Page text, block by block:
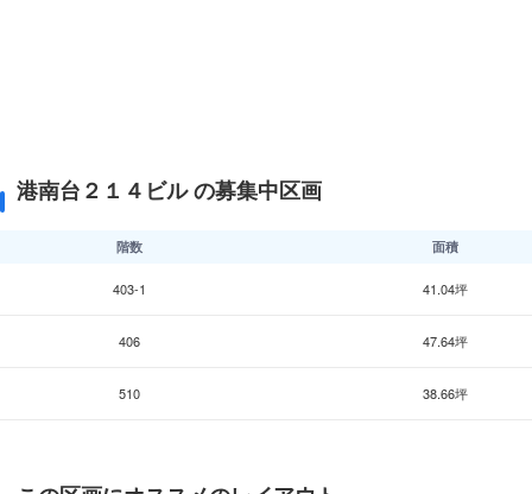
港南台２１４ビル の募集中区画
階数 面積
403-1 41.04坪
406 47.64坪
510 38.66坪